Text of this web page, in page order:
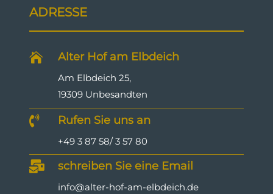
ADRESSE
 Alter Hof am Elbdeich
Am Elbdeich 25,
19309 Unbesandten
 Rufen Sie uns an
+49 3 87 58/ 3 57 80
 schreiben Sie eine Email
info@alter-hof-am-elbdeich.de